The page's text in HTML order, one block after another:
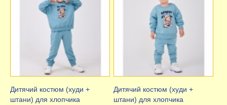
Дитячий костюм (худи +
штани) для хлопчика
Дитячий костюм (худи +
штани) для хлопчика